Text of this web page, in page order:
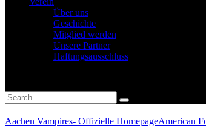
Über uns
Geschichte
Mitglied werden
Unsere Partner
Haftungsausschluss
Aachen Vampires- Offizielle HomepageAmerican